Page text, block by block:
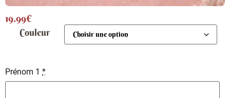
19.99€
Couleur
Prénom 1 *